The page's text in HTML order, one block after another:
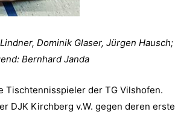
Dominik Glaser, Jürgen Hausch;
Bernhard Janda
Tischtennisspieler der TG Vilshofen.
DJK Kirchberg v.W. gegen deren erste